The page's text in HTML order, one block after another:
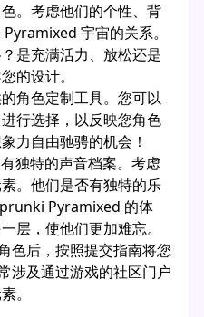
。考虑他们的个性、背
宇宙的关系。
是充满活力、放松还是
的设计。
角色定制工具。您可以
行选择，以反映您角色
力自由驰骋的机会！
独特的声音档案。考虑
。他们是否有独特的乐
Pyramixed 的体
层，使他们更加难忘。
色后，按照提交指南将您
涉及通过游戏的社区门户
。